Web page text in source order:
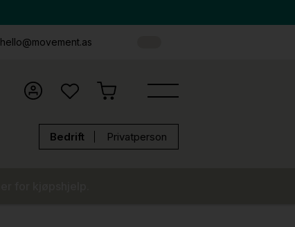
hello@movement.as
Bedrift Privatperson